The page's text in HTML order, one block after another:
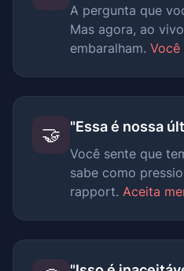
A pergunta que
Mas agora, ao
embaralham. Você
🤝 "Essa é nossa
Você sente que
sabe como
rapport. Aceita